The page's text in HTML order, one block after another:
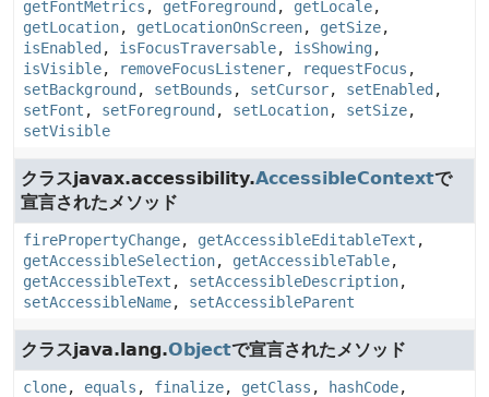
getFontMetrics , getForeground , getLocale,
getLocation, getLocationOnScreen, getSize,
isEnabled , isFocusTraversable, isShowing,
isVisible, removeFocusListener, requestFocus ,
setBackground , setBounds , setCursor, setEnabled ,
setFont , setForeground , setLocation, setSize,
setVisible
クラスjavax.accessibility.AccessibleContextで
宣言されたメソッド
firePropertyChange, getAccessibleEditableText ,
getAccessibleSelection, getAccessibleTable,
getAccessibleText , setAccessibleDescription,
setAccessibleName, setAccessibleParent
クラスjava.lang.Objectで宣言されたメソッド
clone, equals , finalize, getClass , hashCode,